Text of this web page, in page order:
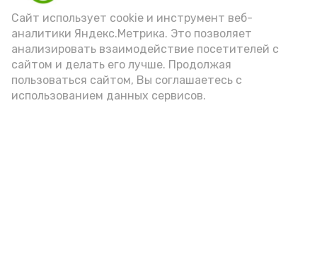
Сайт использует cookie и инструмент веб-
аналитики Яндекс.Метрика. Это позволяет
анализировать взаимодействие посетителей с
сайтом и делать его лучше. Продолжая
пользоваться сайтом, Вы соглашаетесь с
использованием данных сервисов.
Астраханцам предложили
уРЫБнуться при виде воблы